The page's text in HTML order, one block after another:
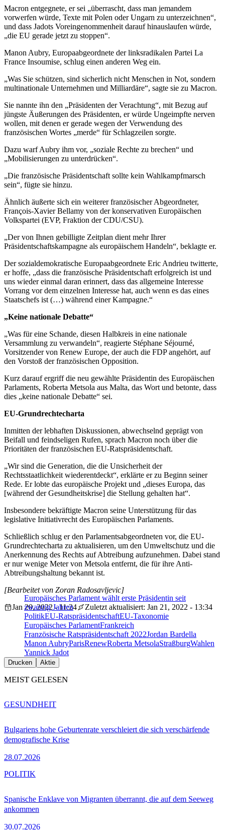
Macron entgegnete, er sei „überrascht, dass man jemandem
vorwerfen würde, Texte mit Polen oder Ungarn zu unterzeichnen“,
und dass Jadots Voreingenommenheit darauf hinauslaufen würde,
„die EU gerade jetzt zu stoppen“.
Manon Aubry, Europaabgeordnete der linksradikalen Partei La
France Insoumise, schlug einen anderen Weg ein.
„Was Sie schützen, sind sicherlich nicht Menschen in Not, sondern
multinationale Unternehmen und Milliardäre“, sagte sie zu Macron.
Sie nannte ihn den „Präsidenten der Verachtung“, mit Bezug auf
jüngste Äußerungen des Präsidenten, er würde Ungeimpfte nerven
wollen, mit denen er gerade wegen der Verwendung des
französischen Wortes „merde“ für Schlagzeilen sorgte.
Dazu warf Aubry ihm vor, „soziale Rechte zu brechen“ und
„Mobilisierungen zu unterdrücken“.
„Die französische Präsidentschaft sollte kein Wahlkampfmarsch
sein“, fügte sie hinzu.
Ähnlich äußerte sich ein weiterer französischer Abgeordneter,
François-Xavier Bellamy von der konservativen Europäischen
Volkspartei (EVP, Fraktion der CDU/CSU).
„Der von Ihnen gebilligte Zeitplan dient mehr Ihrer
Präsidentschaftskampagne als europäischem Handeln“, beklagte er.
Der sozialdemokratische Europaabgeordnete Eric Andrieu twitterte,
er hoffe, „dass die französische Präsidentschaft erfolgreich ist und
uns wieder einmal daran erinnert, dass das allgemeine Interesse
Vorrang vor dem einzelnen Interesse hat, auch wenn es das eines
Staatschefs ist (…) während einer Kampagne.“
„Keine nationale Debatte“
„Was für eine Schande, diesen Halbkreis in eine nationale
Versammlung zu verwandeln“, reagierte Stéphane Séjourné,
Vorsitzender von Renew Europe, der auch die FDP angehört, auf
den Vorstoß der französischen Opposition.
Kurz darauf ergriff die neu gewählte Präsidentin des Europäischen
Parlaments, Roberta Metsola aus Malta, das Wort und betonte, dass
dies „keine nationale Debatte“ sei.
EU-Grundrechtecharta
Inmitten der lebhaften Diskussionen, abwechselnd geprägt von
Beifall und feindseligen Rufen, sprach Macron noch über die
Prioritäten der französischen EU-Ratspräsidentschaft.
„Wir sind die Generation, die die Unsicherheit der
Rechtsstaatlichkeit wiederentdeckt“, erklärte er zu Beginn seiner
Rede. Er lobte das europäische Projekt und „dieses Europa, das
[während der Gesundheitskrise] die Stellung gehalten hat“.
Insbesondere bekräftigte Macron seine Unterstützung für das
legislative Initiativrecht des Europäischen Parlaments.
Schließlich schlug er den Parlamentsabgeordneten vor, die EU-
Grundrechtecharta zu aktualisieren, um den Umweltschutz und die
Anerkennung des Rechts auf Abtreibung aufzunehmen. Dabei stand
er nur wenige Meter von Metsola entfernt, die für ihre Anti-
Abtreibungshaltung bekannt ist.
Europäisches Parlament wählt erste Präsidentin seit
zwanzig Jahren
[Bearbeitet von Zoran Radosavljevic]
Jan 20, 2022 - 11:24
Zuletzt aktualisiert: Jan 21, 2022 - 13:34
PolitikEU-RatspräsidentschaftEU-Taxonomie
Europäisches ParlamentFrankreich
Französische Ratspräsidentschaft 2022Jordan Bardella
Manon AubryParisRenewRoberta MetsolaStraßburgWahlen
Yannick Jadot
Drucken Aktie
MEIST GELESEN
Bulgariens hohe Geburtenrate verschleiert die sich verschärfende
demografische Krise
28.07.2026
GESUNDHEIT
Spanische Enklave von Migranten überrannt, die auf dem Seeweg
ankommen
30.07.2026
POLITIK